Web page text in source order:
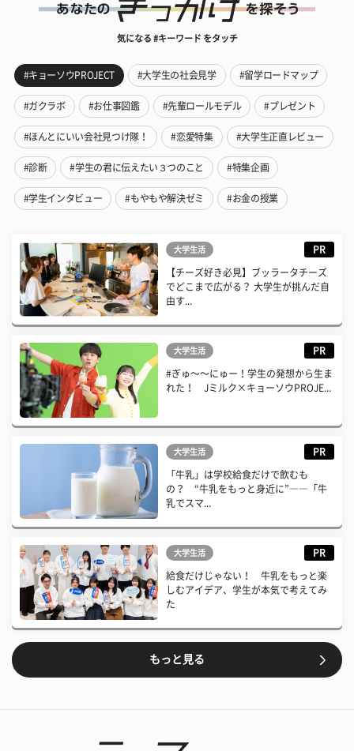
気になる #キーワード をタッチ
#キョーソウPROJECT #大学生の社会見学 #留学ロードマップ
#ガクラボ #お仕事図鑑 #先輩ロールモデル #プレゼント
#ほんとにいい会社見つけ隊！ #恋愛特集 #大学生正直レビュー
#診断 #学生の君に伝えたい３つのこと #特集企画
#学生インタビュー #もやもや解決ゼミ #お金の授業
大学生活 PR
【チーズ好き必見】ブッラータチーズ
でどこまで広がる？ 大学生が挑んだ自
由す...
大学生活 PR
#ぎゅ〜〜にゅー！学生の発想から生ま
れた！ Jミルク×キョーソウPROJE...
大学生活 PR
「牛乳」は学校給食だけで飲むも
の？ “牛乳をもっと身近に”――「牛
乳でスマ...
大学生活 PR
給食だけじゃない！ 牛乳をもっと楽
しむアイデア、学生が本気で考えてみ
た
もっと見る